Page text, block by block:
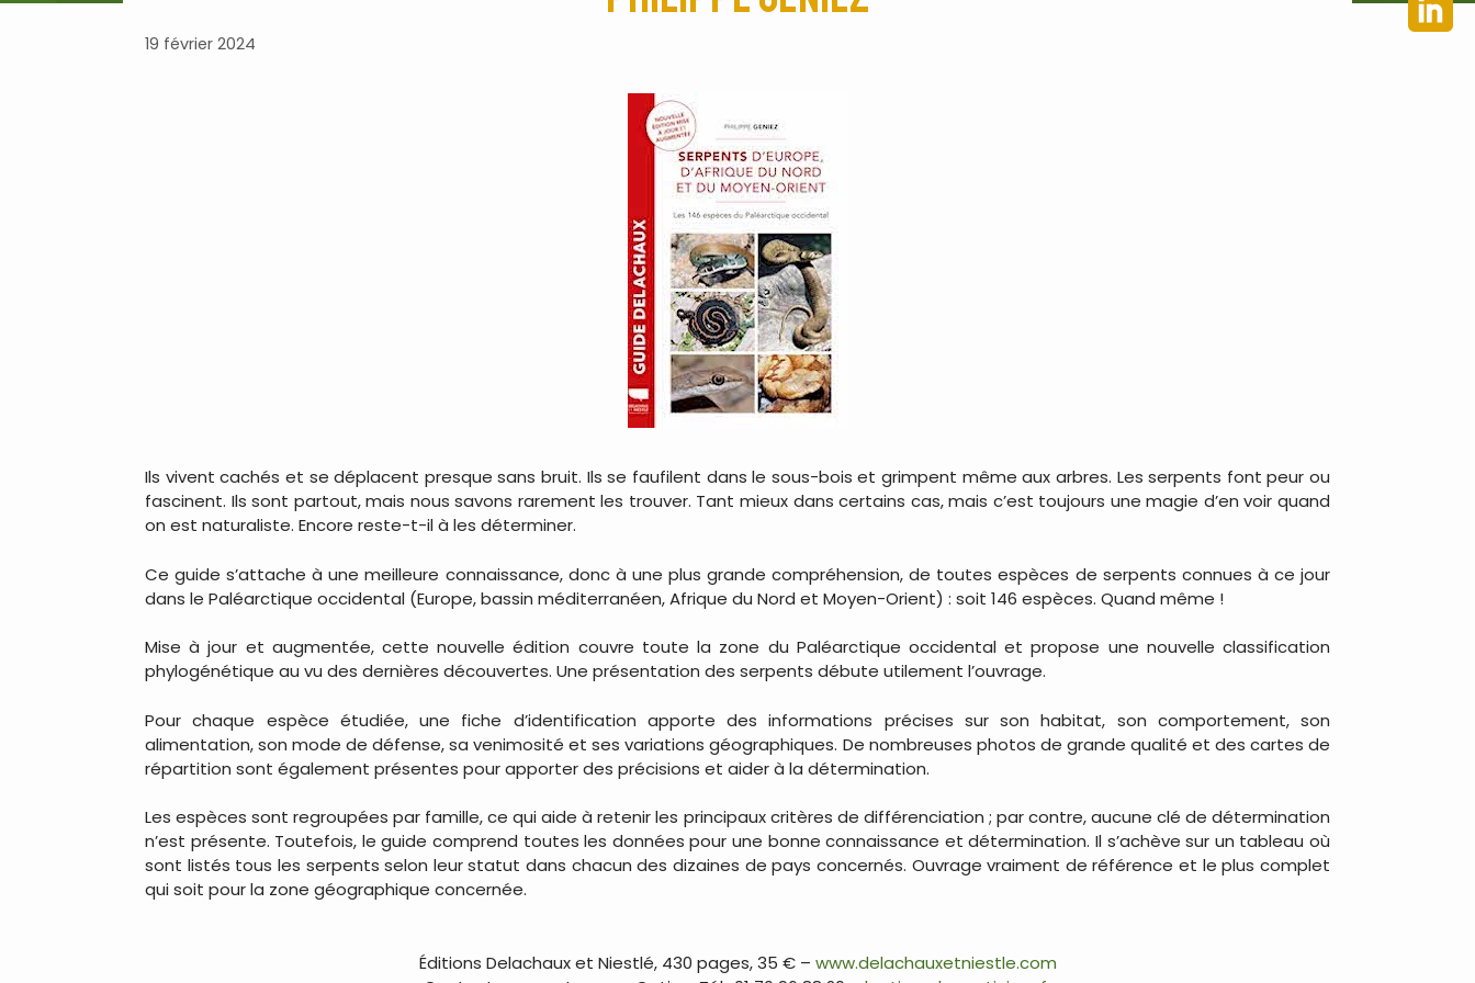
19 février 2024
Ils vivent cachés et se déplacent presque sans bruit. Ils se faufilent dans le sous-bois et grimpent même aux arbres. Les serpents font peur ou
fascinent. Ils sont partout, mais nous savons rarement les trouver. Tant mieux dans certains cas, mais c’est toujours une magie d’en voir quand
on est naturaliste. Encore reste-t-il à les déterminer.
Ce guide s’attache à une meilleure connaissance, donc à une plus grande compréhension, de toutes espèces de serpents connues à ce jour
dans le Paléarctique occidental (Europe, bassin méditerranéen, Afrique du Nord et Moyen-Orient) : soit 146 espèces. Quand même !
Mise à jour et augmentée, cette nouvelle édition couvre toute la zone du Paléarctique occidental et propose une nouvelle classification
phylogénétique au vu des dernières découvertes. Une présentation des serpents débute utilement l’ouvrage.
Pour chaque espèce étudiée, une fiche d’identification apporte des informations précises sur son habitat, son comportement, son
alimentation, son mode de défense, sa venimosité et ses variations géographiques. De nombreuses photos de grande qualité et des cartes de
répartition sont également présentes pour apporter des précisions et aider à la détermination.
Les espèces sont regroupées par famille, ce qui aide à retenir les principaux critères de différenciation ; par contre, aucune clé de détermination
n’est présente. Toutefois, le guide comprend toutes les données pour une bonne connaissance et détermination. Il s’achève sur un tableau où
sont listés tous les serpents selon leur statut dans chacun des dizaines de pays concernés. Ouvrage vraiment de référence et le plus complet
qui soit pour la zone géographique concernée.
Éditions Delachaux et Niestlé, 430 pages, 35 € – www.delachauxetniestle.com